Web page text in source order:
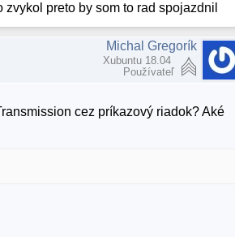
preto by som to rad spojazdnil
Michal Gregorík
Xubuntu 18.04
Používateľ
cez príkazový riadok? Aké